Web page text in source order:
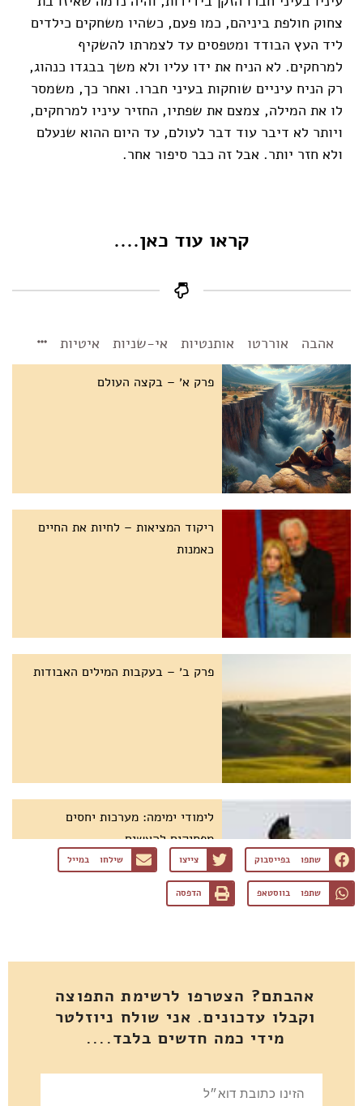
צחוק חולפת ביניהם, כמו פעם, כשהיו משחקים כילדים
ליד העץ הבודד ומטפסים עד לצמרתו להשקיף
למרחקים. לא הניח את ידו עליו ולא משך בבגדו כנהוג,
רק הניח עיניים שוחקות בעיני חברו. ואחר כך, משמסר
לו את המילה, צמצם את שפתיו, החזיר עיניו למרחקים,
ויותר לא דיבר עוד דבר לעולם, עד היום ההוא שנעלם
ולא חזר יותר. אבל זה כבר סיפור אחר.
קראו עוד כאן....
אהבה אוררטו אותנטיות אי-שניות איטיות
פרק א׳ – בקצה העולם
ריקוד המציאות – לחיות את החיים
כאמנות
פרק ב׳ – בעקבות המילים האבודות
לימודי ימימה: מערכות יחסים
מפסיקים להאשים
שתפו בפייסבוק צייצו שילחו במייל
שתפו בווסטאפ הדפסה
אהבתם? הצטרפו לרשימת התפוצה
וקבלו עדכונים. אני שולח ניוזלטר
מידי כמה חדשים בלבד....